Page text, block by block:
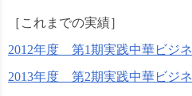
［これまでの実績］
2012年度 第1期実践中華ビジ
2013年度 第2期実践中華ビジ